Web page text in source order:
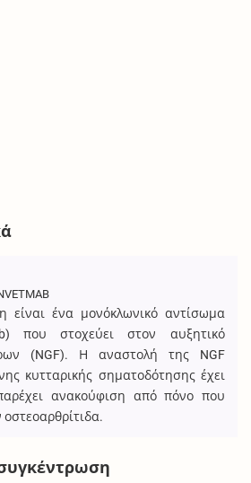
είναι ένα μονόκλωνικό αντίσωμα
που στοχεύει στον αυξητικό
(NGF). Η αναστολή της NGF
κυτταρικής σηματοδότησης έχει
ανακούφιση από πόνο που
οστεοαρθρίτιδα.